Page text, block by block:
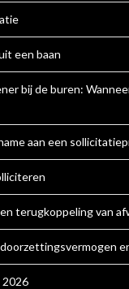
een baan
bij de buren:
aan een
terugkoppeling van
2026